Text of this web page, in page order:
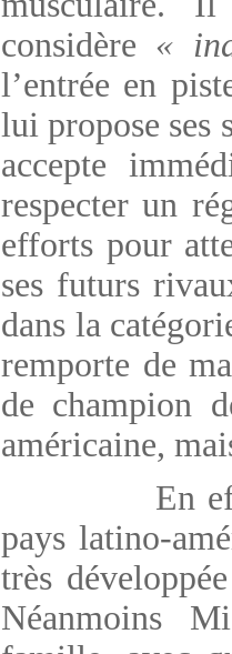
considère «
l’entrée en
lui propose ses
accepte
respecter un
efforts pour
ses futurs
dans la
remporte de
de champion
américaine,
En effet,
pays latino-
très
Néanmoins